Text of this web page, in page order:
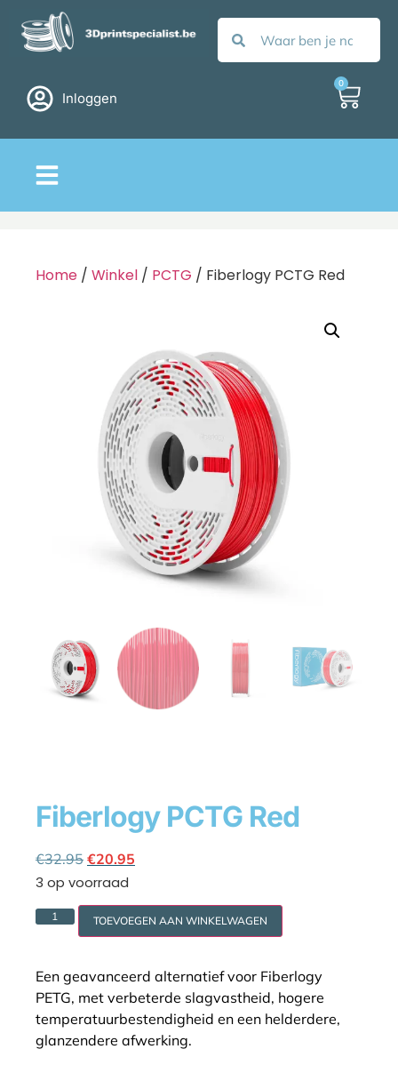
Inloggen
0
Home / Winkel / PCTG / Fiberlogy PCTG Red
Fiberlogy PCTG Red
€32.95 €20.95
3 op voorraad
TOEVOEGEN AAN WINKELWAGEN
Een geavanceerd alternatief voor Fiberlogy
PETG, met verbeterde slagvastheid, hogere
temperatuurbestendigheid en een helderdere,
glanzendere afwerking.